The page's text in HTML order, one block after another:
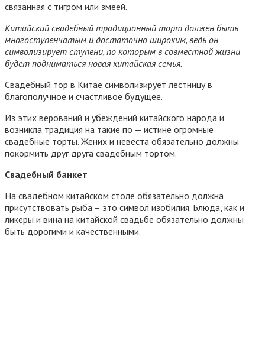
связанная с тигром или змеей.
Китайский свадебный традиционный торт должен быть
многоступенчатым и достаточно широким, ведь он
символизирует ступени, по которым в совместной жизни
будет подниматься новая китайская семья.
Свадебный тор в Китае символизирует лестницу в
благополучное и счастливое будущее.
Из этих верований и убеждений китайского народа и
возникла традиция на такие по — истине огромные
свадебные торты. Жених и невеста обязательно должны
покормить друг друга свадебным тортом.
Свадебный банкет
На свадебном китайском столе обязательно должна
присутствовать рыба – это символ изобилия. Блюда, как и
ликеры и вина на китайской свадьбе обязательно должны
быть дорогими и качественными.